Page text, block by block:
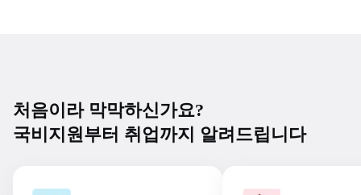
처음이라 막막하신가요?
국비지원부터 취업까지 알려드립니다